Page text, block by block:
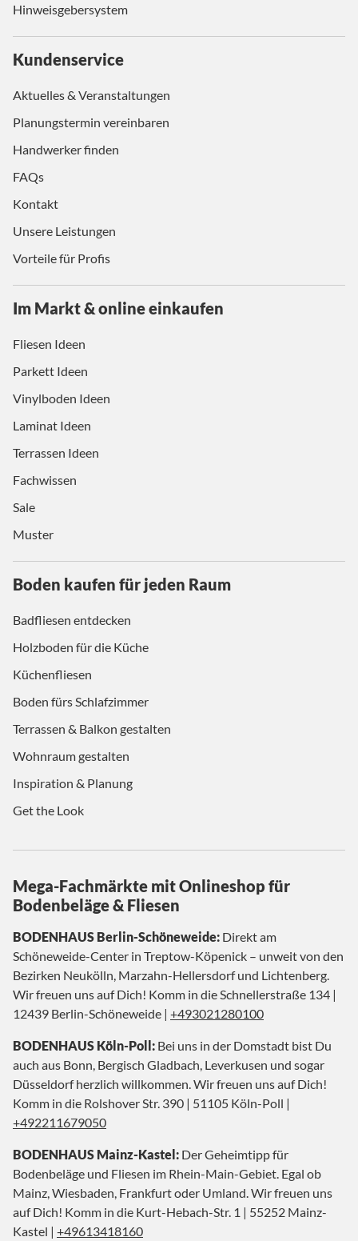
Hinweisgebersystem
Kundenservice
Aktuelles & Veranstaltungen
Planungstermin vereinbaren
Handwerker finden
FAQs
Kontakt
Unsere Leistungen
Vorteile für Profis
Im Markt & online einkaufen
Fliesen Ideen
Parkett Ideen
Vinylboden Ideen
Laminat Ideen
Terrassen Ideen
Fachwissen
Sale
Muster
Boden kaufen für jeden Raum
Badfliesen entdecken
Holzboden für die Küche
Küchenfliesen
Boden fürs Schlafzimmer
Terrassen & Balkon gestalten
Wohnraum gestalten
Inspiration & Planung
Get the Look
Mega-Fachmärkte mit Onlineshop für
Bodenbeläge & Fliesen
BODENHAUS Berlin-Schöneweide: Direkt am
Schöneweide-Center in Treptow-Köpenick – unweit von den
Bezirken Neukölln, Marzahn-Hellersdorf und Lichtenberg.
Wir freuen uns auf Dich! Komm in die Schnellerstraße 134 |
12439 Berlin-Schöneweide | +493021280100
BODENHAUS Köln-Poll: Bei uns in der Domstadt bist Du
auch aus Bonn, Bergisch Gladbach, Leverkusen und sogar
Düsseldorf herzlich willkommen. Wir freuen uns auf Dich!
Komm in die Rolshover Str. 390 | 51105 Köln-Poll |
+492211679050
BODENHAUS Mainz-Kastel: Der Geheimtipp für
Bodenbeläge und Fliesen im Rhein-Main-Gebiet. Egal ob
Mainz, Wiesbaden, Frankfurt oder Umland. Wir freuen uns
auf Dich! Komm in die Kurt-Hebach-Str. 1 | 55252 Mainz-
Kastel | +49613418160